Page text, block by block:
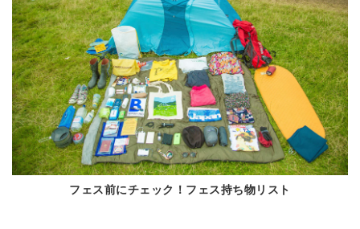
フェス前にチェック！フェス持ち物リスト